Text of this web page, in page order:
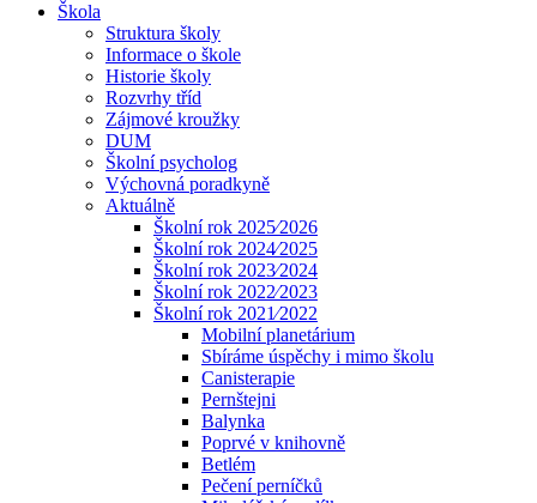
Škola
Struktura školy
Informace o škole
Historie školy
Rozvrhy tříd
Zájmové kroužky
DUM
Školní psycholog
Výchovná poradkyně
Aktuálně
Školní rok 2025⁄2026
Školní rok 2024⁄2025
Školní rok 2023⁄2024
Školní rok 2022⁄2023
Školní rok 2021⁄2022
Mobilní planetárium
Sbíráme úspěchy i mimo školu
Canisterapie
Pernštejni
Balynka
Poprvé v knihovně
Betlém
Pečení perníčků